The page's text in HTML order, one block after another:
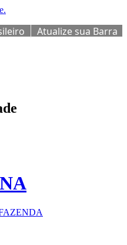
Atualize sua Barra